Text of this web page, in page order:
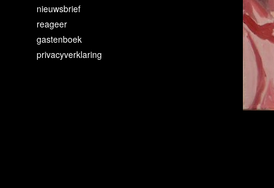
nieuwsbrief
reageer
gastenboek
privacyverklaring